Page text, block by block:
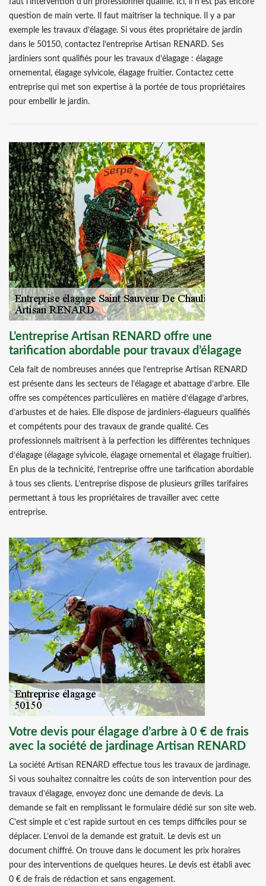
faut l’intervention d’un professionnel qualifié. Ici, il n’est pas encore
question de main verte. Il faut maitriser la technique. Il y a par
exemple les travaux d’élagage. Si vous êtes propriétaire de jardin
dans le 50150, contactez l’entreprise Artisan RENARD. Ses
jardiniers sont qualifiés pour les travaux d’élagage : élagage
ornemental, élagage sylvicole, élagage fruitier. Contactez cette
entreprise qui met son expertise à la portée de tous propriétaires
pour embellir le jardin.
L’entreprise Artisan RENARD offre une
tarification abordable pour travaux d’élagage
Cela fait de nombreuses années que l’entreprise Artisan RENARD
est présente dans les secteurs de l’élagage et abattage d’arbre. Elle
offre ses compétences particulières en matière d’élagage d’arbres,
d’arbustes et de haies. Elle dispose de jardiniers-élagueurs qualifiés
et compétents pour des travaux de grande qualité. Ces
professionnels maitrisent à la perfection les différentes techniques
d’élagage (élagage sylvicole, élagage ornemental et élagage fruitier).
En plus de la technicité, l’entreprise offre une tarification abordable
à tous ses clients. L’entreprise dispose de plusieurs grilles tarifaires
permettant à tous les propriétaires de travailler avec cette
entreprise.
Votre devis pour élagage d’arbre à 0 € de frais
avec la société de jardinage Artisan RENARD
La société Artisan RENARD effectue tous les travaux de jardinage.
Si vous souhaitez connaitre les coûts de son intervention pour des
travaux d’élagage, envoyez donc une demande de devis. La
demande se fait en remplissant le formulaire dédié sur son site web.
C’est simple et c’est rapide surtout en ces temps difficiles pour se
déplacer. L’envoi de la demande est gratuit. Le devis est un
document chiffré. On trouve dans le document les prix horaires
pour des interventions de quelques heures. Le devis est établi avec
0 € de frais de rédaction et sans engagement.